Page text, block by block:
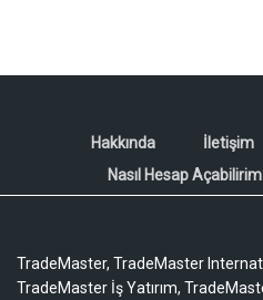
Hakkında İletişim
Nasıl Hesap
TradeMaster, TradeMaster
TradeMaster İş Yatırım,